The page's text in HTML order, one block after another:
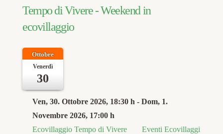
Tempo di Vivere - Weekend in
ecovillaggio
Ottobre
Venerdì
30
Ven, 30. Ottobre 2026, 18:30 h - Dom, 1.
Novembre 2026, 17:00 h
Ecovillaggio Tempo di Vivere
Eventi Ecovillaggi